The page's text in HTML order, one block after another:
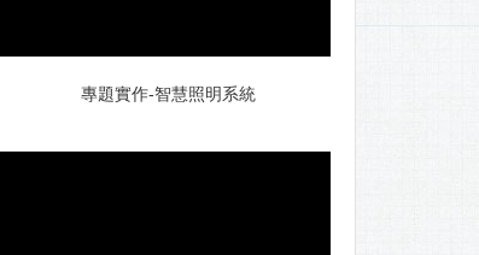
專題實作-智慧照明系統